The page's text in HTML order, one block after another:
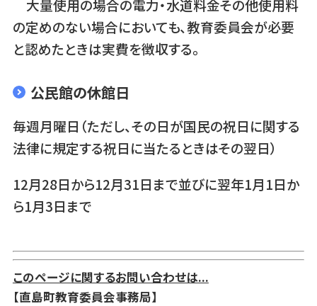
大量使用の場合の電力・水道料金その他使用料
の定めのない場合においても、教育委員会が必要
と認めたときは実費を徴収する。
公民館の休館日
毎週月曜日（ただし、その日が国民の祝日に関する
法律に規定する祝日に当たるときはその翌日）
12月28日から12月31日まで並びに翌年1月1日か
ら1月3日まで
このページに関するお問い合わせは...
【直島町教育委員会事務局】